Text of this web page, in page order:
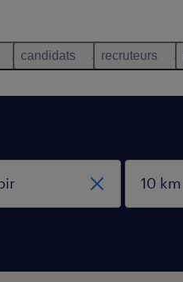
candidats recruteurs